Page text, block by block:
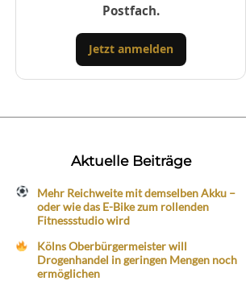
Postfach.
Jetzt anmelden
Aktuelle Beiträge
Mehr Reichweite mit demselben Akku –
oder wie das E-Bike zum rollenden
Fitnessstudio wird
Kölns Oberbürgermeister will
Drogenhandel in geringen Mengen noch
ermöglichen